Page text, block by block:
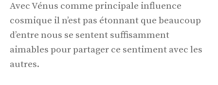
Avec Vénus comme principale influence
cosmique il n’est pas étonnant que beaucoup
d’entre nous se sentent suffisamment
aimables pour partager ce sentiment avec les
autres.